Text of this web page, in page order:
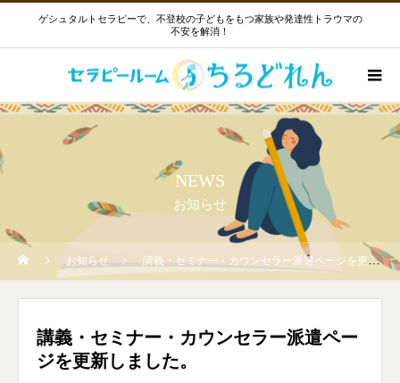
ゲシュタルトセラピーで、不登校の子どもをもつ家族や発達性トラウマの
不安を解消！
NEWS
お知らせ
お知らせ 講義・セミナー・カウンセラー派遣ページを更新しました。
講義・セミナー・カウンセラー派遣ペー
ジを更新しました。